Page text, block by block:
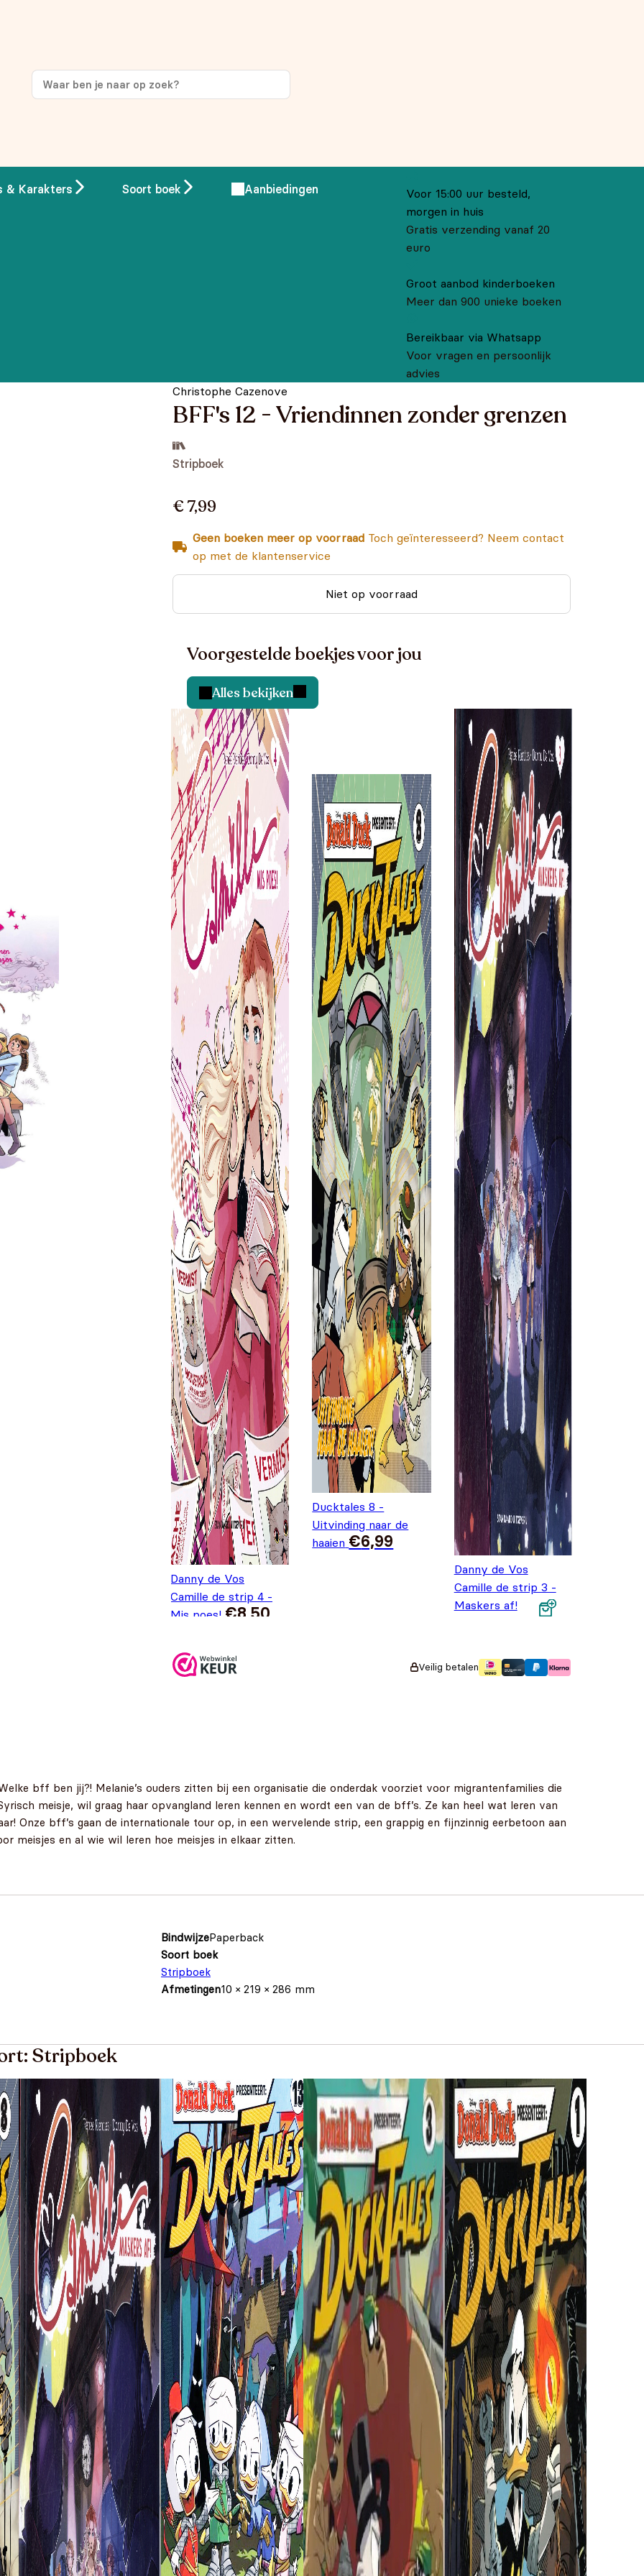
& Karakters Soort boek Aanbiedingen
Voor 15:00 uur besteld,
morgen in huis
Gratis verzending vanaf 20
euro
Groot aanbod kinderboeken
Meer dan 900 unieke boeken
Bereikbaar via Whatsapp
Voor vragen en persoonlijk
advies
Christophe Cazenove
BFF's 12 - Vriendinnen zonder grenzen
Stripboek
€ 7,99
Geen boeken meer op voorraad Toch geïnteresseerd? Neem contact
op met de klantenservice
Niet op voorraad
Voorgestelde boekjes voor jou
Alles bekijken
Danny de Vos
Camille de strip 4 -
Mis poes! €8,50
Ducktales 8 -
Uitvinding naar de
haaien €6,99
Danny de Vos
Camille de strip 3 -
Maskers af!
€8,50.
Veilig betalen
bff ben jij?! Melanie’s ouders zitten bij een organisatie die onderdak voorziet voor migrantenfamilies die
meisje, wil graag haar opvangland leren kennen en wordt een van de bff’s. Ze kan heel wat leren van
Onze bff’s gaan de internationale tour op, in een wervelende strip, een grappig en fijnzinnig eerbetoon aan
meisjes en al wie wil leren hoe meisjes in elkaar zitten.
BindwijzePaperback
Soort boek
Stripboek
Afmetingen10 × 219 × 286 mm
Stripboek
op je eerste aankoop!